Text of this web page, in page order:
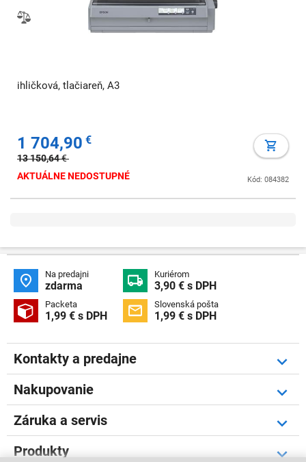
ihličková, tlačiareň, A3
1 704,90 €
13 150,64€
Kód: 084382
AKTUÁLNE NEDOSTUPNÉ
 Na predajni
zdarma  Kuriérom
3,90 € s DPH
 Packeta
1,99 € s DPH  Slovenská pošta
1,99 € s DPH
Kontakty a predajne
Nakupovanie
Záruka a servis
Produkty